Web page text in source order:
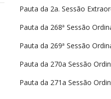
Pauta da 2a. Sessão
Pauta da 268ª Sessão
Pauta da 269ª Sessão
Pauta da 270a Sessão
Pauta da 271a Sessão